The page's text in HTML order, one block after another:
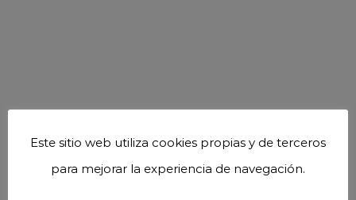
Este sitio web utiliza cookies propias y de terceros
para mejorar la experiencia de navegación.